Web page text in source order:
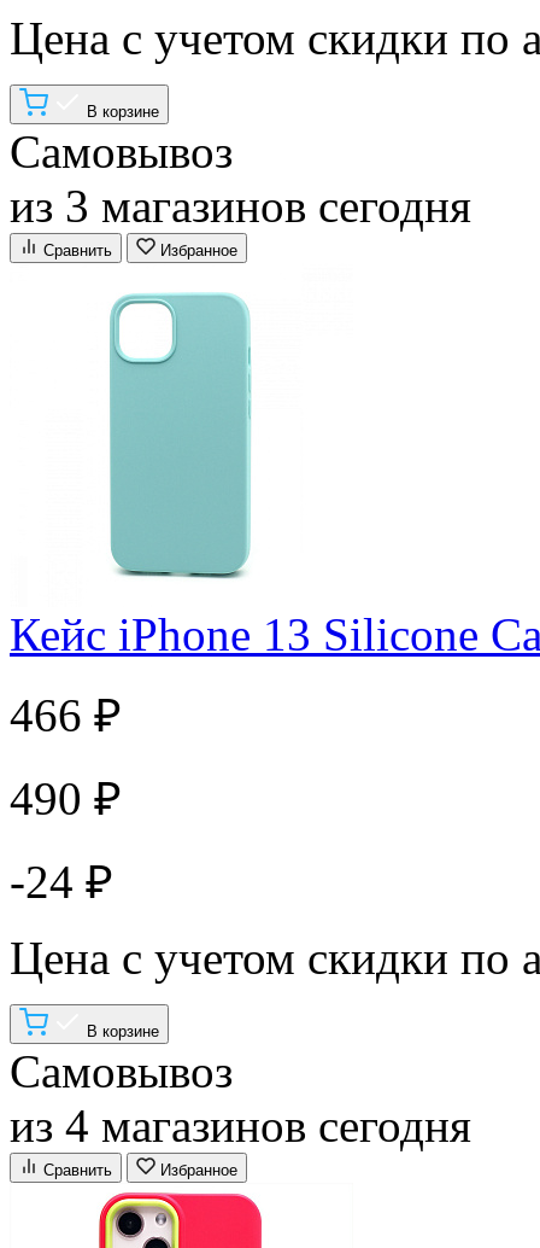
Цена с учетом скидки по
В корзине
Самовывоз
из 3 магазинов сегодня
Сравнить Избранное
Кейс iPhone 13 Silicone
466 ₽
490 ₽
-24 ₽
Цена с учетом скидки по
В корзине
Самовывоз
из 4 магазинов сегодня
Сравнить Избранное